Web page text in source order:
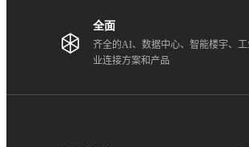
全面
齐全的AI、数据中心、智能楼宇、
业连接方案和产品